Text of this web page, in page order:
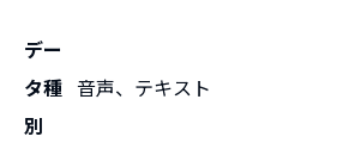
デー
タ種
別
音声、テキスト